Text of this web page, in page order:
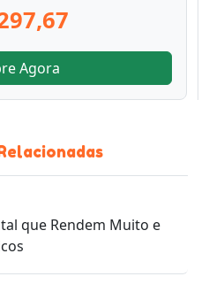
Agora
que Rendem Muito e